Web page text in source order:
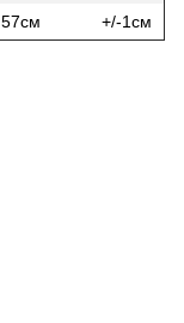
57см +/-1см